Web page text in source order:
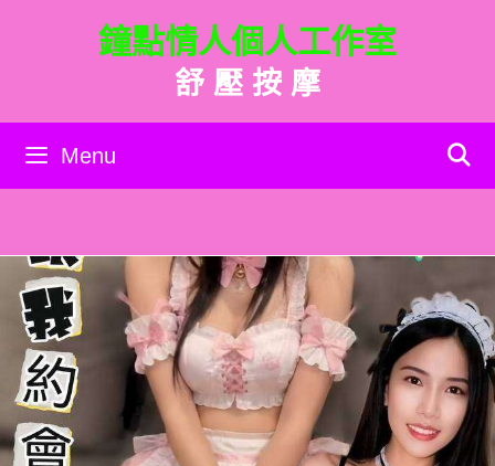
內
鐘點情人個人工作室
舒 壓 按 摩
Menu